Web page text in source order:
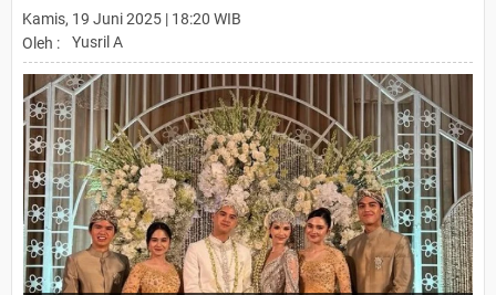
Kamis, 19 Juni 2025 | 18:20 WIB
Oleh :
Yusril A